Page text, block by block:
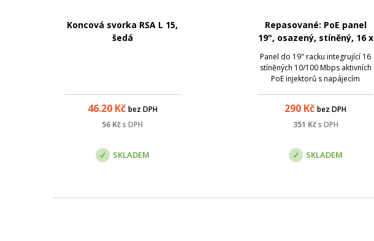
Koncová svorka RSA L 15,
šedá
46.20Kč bez DPH
56 Kčs DPH
SKLADEM
Repasované: PoE panel
19", osazený, stíněný, 16 x
RJ45, pasivní PoE
Panel do 19" racku integrující 16
stíněných 10/100 Mbps aktivních
PoE injektorů s napájecím
většího počtu aktivních prvků s
integrovaným extraktorem po
290 Kč bez DPH
351 Kč s DPH
SKLADEM